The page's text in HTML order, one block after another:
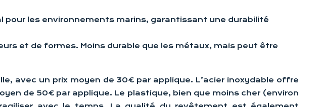
les environnements marins, garantissant une durabilité
et de formes. Moins durable que les métaux, mais peut être
avec un prix moyen de 30€ par applique. L’acier inoxydable offre
de 50€ par applique. Le plastique, bien que moins cher (environ